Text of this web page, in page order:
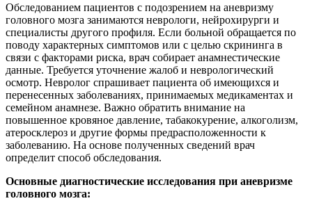
Обследованием пациентов с подозрением на аневризму
головного мозга занимаются неврологи, нейрохирурги и
специалисты другого профиля. Если больной обращается по
поводу характерных симптомов или с целью скрининга в
связи с факторами риска, врач собирает анамнестические
данные. Требуется уточнение жалоб и неврологический
осмотр. Невролог спрашивает пациента об имеющихся и
перенесенных заболеваниях, принимаемых медикаментах и
семейном анамнезе. Важно обратить внимание на
повышенное кровяное давление, табакокурение, алкоголизм,
атеросклероз и другие формы предрасположенности к
заболеванию. На основе полученных сведений врач
определит способ обследования.
Основные диагностические исследования при аневризме
головного мозга: